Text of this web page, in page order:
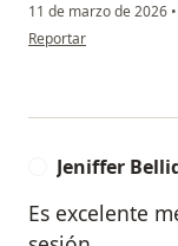
11 de marzo de 2026 •
en opinión del usuario
Reportar
Jeniffer
Es excelente